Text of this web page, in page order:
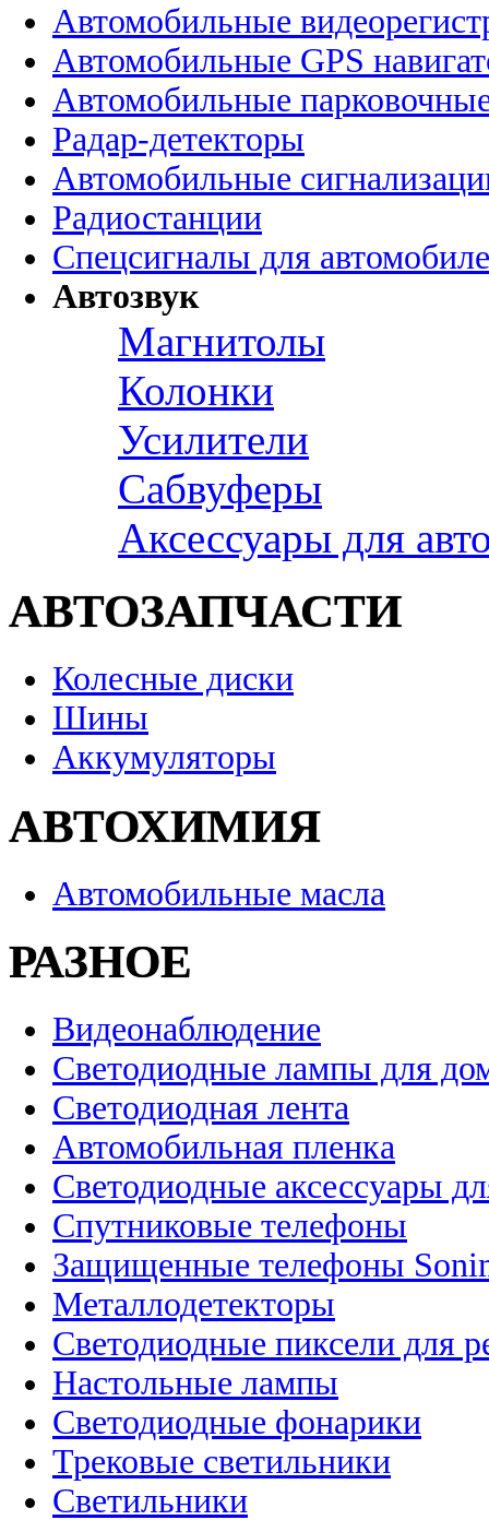
Автомобильные
Автомобильные GPS
Автомобильные
Радар-детекторы
Автомобильные
Радиостанции
Спецсигналы для
Автозвук
Магнитолы
Колонки
Усилители
Сабвуферы
Аксессуары для
АВТОЗАПЧАСТИ
Колесные диски
Шины
Аккумуляторы
АВТОХИМИЯ
Автомобильные масла
РАЗНОЕ
Видеонаблюдение
Светодиодные лампы для
Светодиодная лента
Автомобильная пленка
Светодиодные аксессуары
Спутниковые телефоны
Защищенные телефоны
Металлодетекторы
Светодиодные пиксели для
Настольные лампы
Светодиодные фонарики
Трековые светильники
Светильники